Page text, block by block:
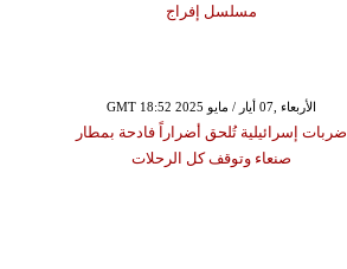
مسلسل إفراج
GMT 18:52 2025 الأربعاء ,07 أيار / مايو
ضربات إسرائيلية تُلحق أضراراً فادحة بمطار
صنعاء وتوقف كل الرحلات